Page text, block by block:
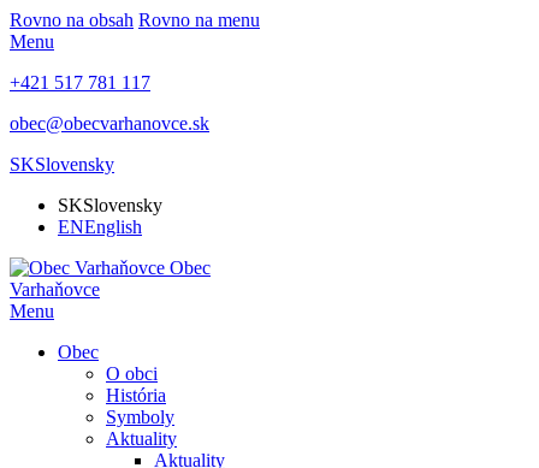
Rovno na obsah Rovno na menu
Menu
+421 517 781 117
obec@obecvarhanovce.sk
SKSlovensky
SKSlovensky
ENEnglish
Obec
Varhaňovce
Menu
Obec
O obci
História
Symboly
Aktuality
Aktuality